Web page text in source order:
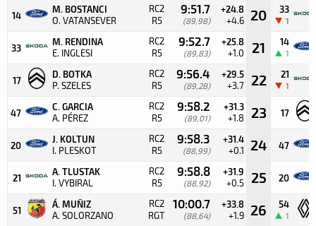
14
M. BOSTANCI
O. VATANSEVER
RC2
R5
9:51.7
(89,98)
+24.8
+4.6 20 33
1
33
M. RENDINA
E. INGLESI
RC2
R5
9:52.7
(89,83)
+25.8
+1.0 21 14
1
17
D. BOTKA
P. SZELES
RC2
R5
9:56.4
(89,28)
+29.5
+3.7 22 21
1
47
C. GARCIA
A. PÉREZ
RC2
R5
9:58.2
(89,01)
+31.3
+1.8 23 17
20
J. KOLTUN
I. PLESKOT
RC2
R5
9:58.3
(88,99)
+31.4
+0.1 24 47
21
A. TLUSTAK
I. VYBIRAL
RC2
R5
9:58.8
(88,92)
+31.9
+0.5 25 20
51
Á. MUÑIZ
A. SOLORZANO
RC2
RGT
10:00.7
(88,64)
+33.8
+1.9 26 54
1